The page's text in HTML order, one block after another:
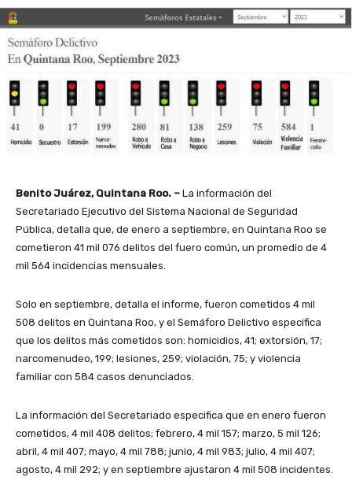
Benito Juárez, Quintana Roo. – La información del
Secretariado Ejecutivo del Sistema Nacional de Seguridad
Pública, detalla que, de enero a septiembre, en Quintana Roo se
cometieron 41 mil 076 delitos del fuero común, un promedio de 4
mil 564 incidencias mensuales.
Solo en septiembre, detalla el informe, fueron cometidos 4 mil
508 delitos en Quintana Roo, y el Semáforo Delictivo especifica
que los delitos más cometidos son: homicidios, 41; extorsión, 17;
narcomenudeo, 199; lesiones, 259; violación, 75; y violencia
familiar con 584 casos denunciados.
La información del Secretariado especifica que en enero fueron
cometidos, 4 mil 408 delitos; febrero, 4 mil 157; marzo, 5 mil 126;
abril, 4 mil 407; mayo, 4 mil 788; junio, 4 mil 983; julio, 4 mil 407;
agosto, 4 mil 292; y en septiembre ajustaron 4 mil 508 incidentes.